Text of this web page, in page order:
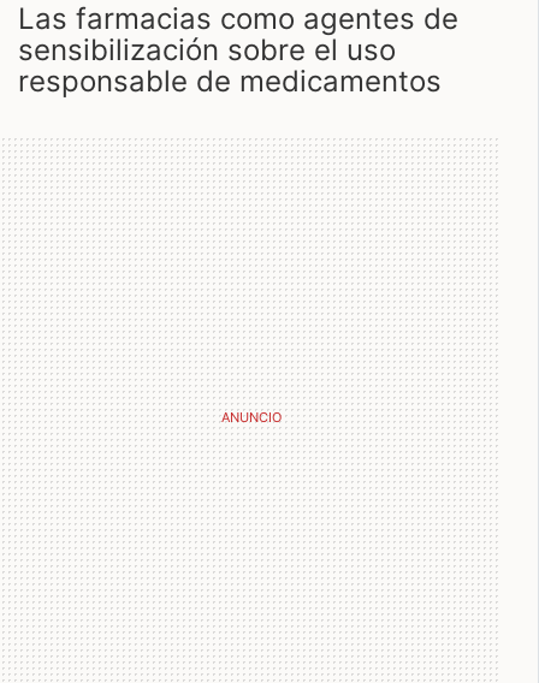
las farmacias como agentes de
sensibilización sobre el uso
responsable de medicamentos